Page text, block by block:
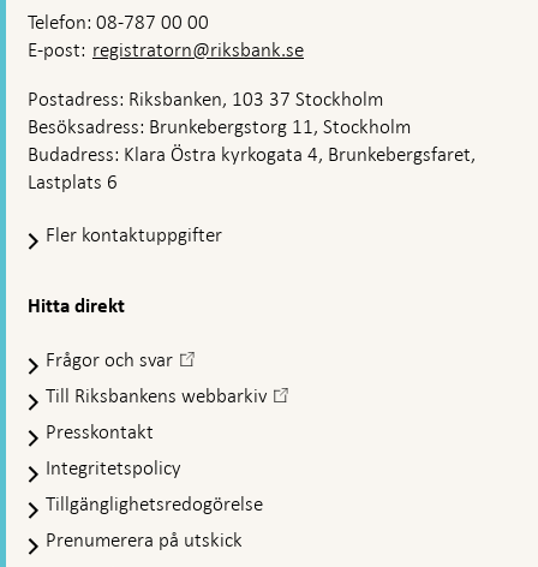
Telefon: 08-787 00 00
E-post: registratorn@riksbank.se
Postadress: Riksbanken, 103 37 Stockholm
Besöksadress: Brunkebergstorg 11, Stockholm
Budadress: Klara Östra kyrkogata 4, Brunkebergsfaret,
Lastplats 6
Fler kontaktuppgifter
Hitta direkt
Frågor och svar -
Öppnas
Till Riksbankens webbarkiv -
Presskontakt
Integritetspolicy
Tillgänglighetsredogörelse
Prenumerera på utskick